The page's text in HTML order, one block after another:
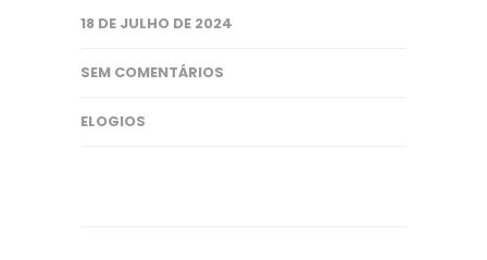
18 DE JULHO DE 2024
SEM COMENTÁRIOS
ELOGIOS